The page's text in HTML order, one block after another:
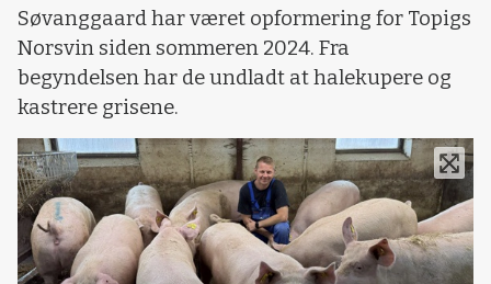
Søvanggaard har været opformering for Topigs
Norsvin siden sommeren 2024. Fra
begyndelsen har de undladt at halekupere og
kastrere grisene.